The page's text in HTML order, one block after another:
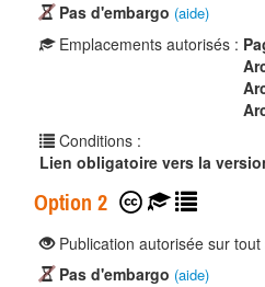
Pas d'embargo (aide)
Emplacements autorisés :
Conditions :
Lien obligatoire vers la
Option 2
Publication autorisée sur tout
Pas d'embargo (aide)